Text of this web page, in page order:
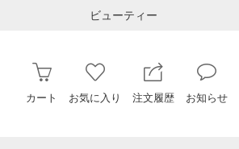
ビューティー
カート お気に入り 注文履歴 お知らせ